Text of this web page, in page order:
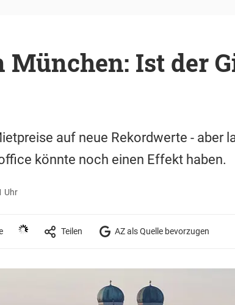
Ist der
auf neue Rekordwerte - aber
könnte noch einen Effekt haben.
Uhr
Teilen AZ als Quelle bevorzugen